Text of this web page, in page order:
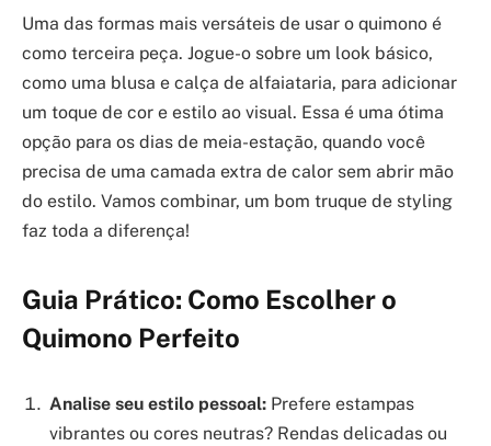
Uma das formas mais versáteis de usar o quimono é
como terceira peça. Jogue-o sobre um look básico,
como uma blusa e calça de alfaiataria, para adicionar
um toque de cor e estilo ao visual. Essa é uma ótima
opção para os dias de meia-estação, quando você
precisa de uma camada extra de calor sem abrir mão
do estilo. Vamos combinar, um bom truque de styling
faz toda a diferença!
Guia Prático: Como Escolher o
Quimono Perfeito
Analise seu estilo pessoal: Prefere estampas
vibrantes ou cores neutras? Rendas delicadas ou